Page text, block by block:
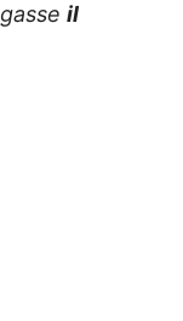
il